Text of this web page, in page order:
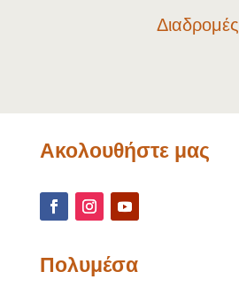
Διαδρομές
Ακολουθήστε μας
Πολυμέσα